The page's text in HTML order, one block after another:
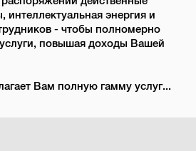
интеллектуальная энергия и
- чтобы полномерно
повышая доходы Вашей
Вам полную гамму услуг...